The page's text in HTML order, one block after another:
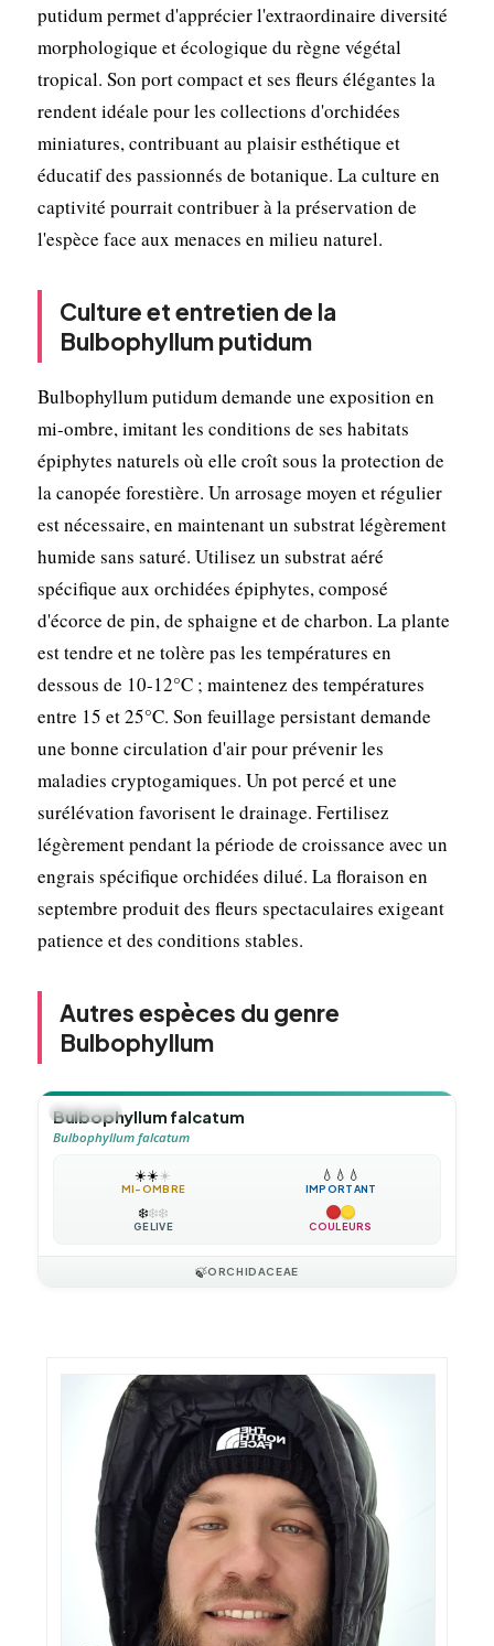
putidum permet d'apprécier l'extraordinaire diversité
morphologique et écologique du règne végétal
tropical. Son port compact et ses fleurs élégantes la
rendent idéale pour les collections d'orchidées
miniatures, contribuant au plaisir esthétique et
éducatif des passionnés de botanique. La culture en
captivité pourrait contribuer à la préservation de
l'espèce face aux menaces en milieu naturel.
Culture et entretien de la
Bulbophyllum putidum
Bulbophyllum putidum demande une exposition en
mi-ombre, imitant les conditions de ses habitats
épiphytes naturels où elle croît sous la protection de
la canopée forestière. Un arrosage moyen et régulier
est nécessaire, en maintenant un substrat légèrement
humide sans saturé. Utilisez un substrat aéré
spécifique aux orchidées épiphytes, composé
d'écorce de pin, de sphaigne et de charbon. La plante
est tendre et ne tolère pas les températures en
dessous de 10-12°C ; maintenez des températures
entre 15 et 25°C. Son feuillage persistant demande
une bonne circulation d'air pour prévenir les
maladies cryptogamiques. Un pot percé et une
surélévation favorisent le drainage. Fertilisez
légèrement pendant la période de croissance avec un
engrais spécifique orchidées dilué. La floraison en
septembre produit des fleurs spectaculaires exigeant
patience et des conditions stables.
Autres espèces du genre
Bulbophyllum
🪴VIVACE
Bulbophyllum falcatum
Bulbophyllum falcatum
☀️☀️☀️
MI-OMBRE
💧 💧 💧
IMPORTANT
❄️❄️❄️
GÉLIVE COULEURS
🍃ORCHIDACEAE